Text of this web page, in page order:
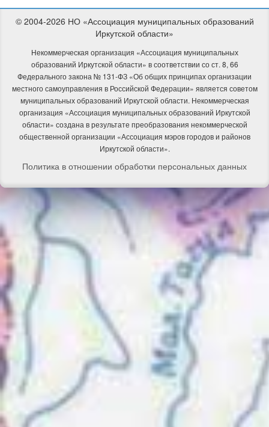
© 2004-2026 НО «Ассоциация муниципальных образований
Иркутской области»
Некоммерческая организация «Ассоциация муниципальных
образований Иркутской области» в соответствии со ст. 8, 66
Федерального закона № 131-ФЗ «Об общих принципах организации
местного самоуправления в Российской Федерации» является советом
муниципальных образований Иркутской области. Некоммерческая
организация «Ассоциация муниципальных образований Иркутской
области» создана в результате преобразования некоммерческой
общественной организации «Ассоциация мэров городов и районов
Иркутской области».
Политика в отношении обработки персональных данных